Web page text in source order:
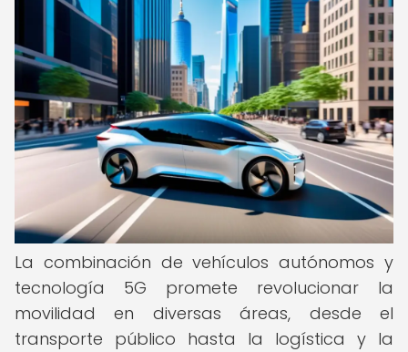
La combinación de vehículos autónomos y
tecnología 5G promete revolucionar la
movilidad en diversas áreas, desde el
transporte público hasta la logística y la